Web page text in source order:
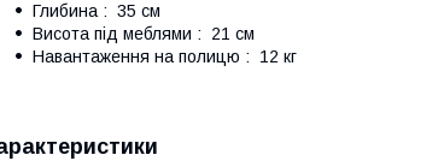
Глибина : 35 см
Висота під меблями : 21 см
Навантаження на полицю : 12 кг